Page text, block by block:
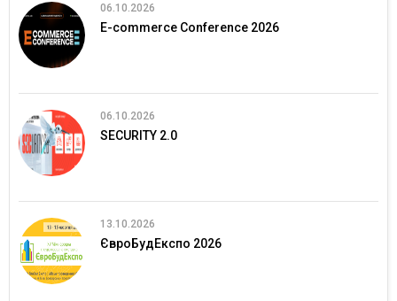
06.10.2026
E-commerce Conference 2026
06.10.2026
SECURITY 2.0
13.10.2026
ЄвроБудЕкспо 2026